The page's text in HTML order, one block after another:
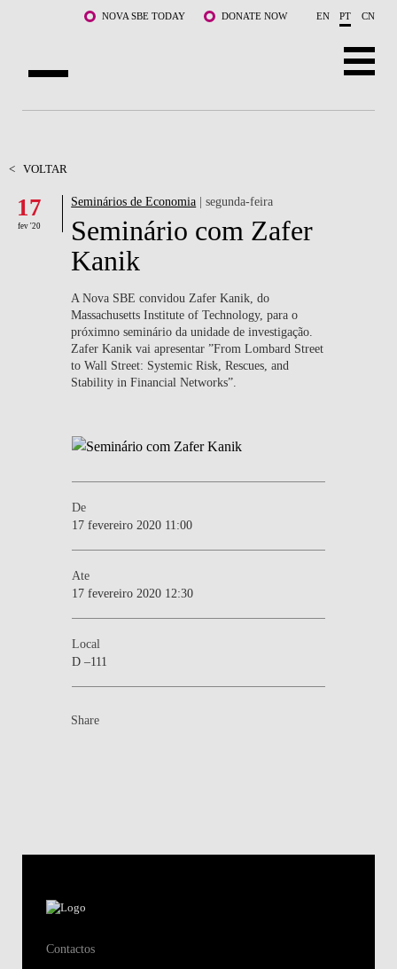
Saltar para o conteúdo principalNOVA SBE TODAY DONATE NOW EN PT CN
DOCENTES E INVESTIGAÇÃO
COMUNIDADE
WHAT'S HAPPENING
< VOLTAR
17
fev '20
Seminários de Economia | segunda-feira
Seminário com Zafer
Kanik
A Nova SBE convidou Zafer Kanik, do
Massachusetts Institute of Technology, para o
próximno seminário da unidade de investigação.
Zafer Kanik vai apresentar ”From Lombard Street
to Wall Street: Systemic Risk, Rescues, and
Stability in Financial Networks”.
De
17 fevereiro 2020 11:00
Ate
17 fevereiro 2020 12:30
Local
D –111
Share
Contactos